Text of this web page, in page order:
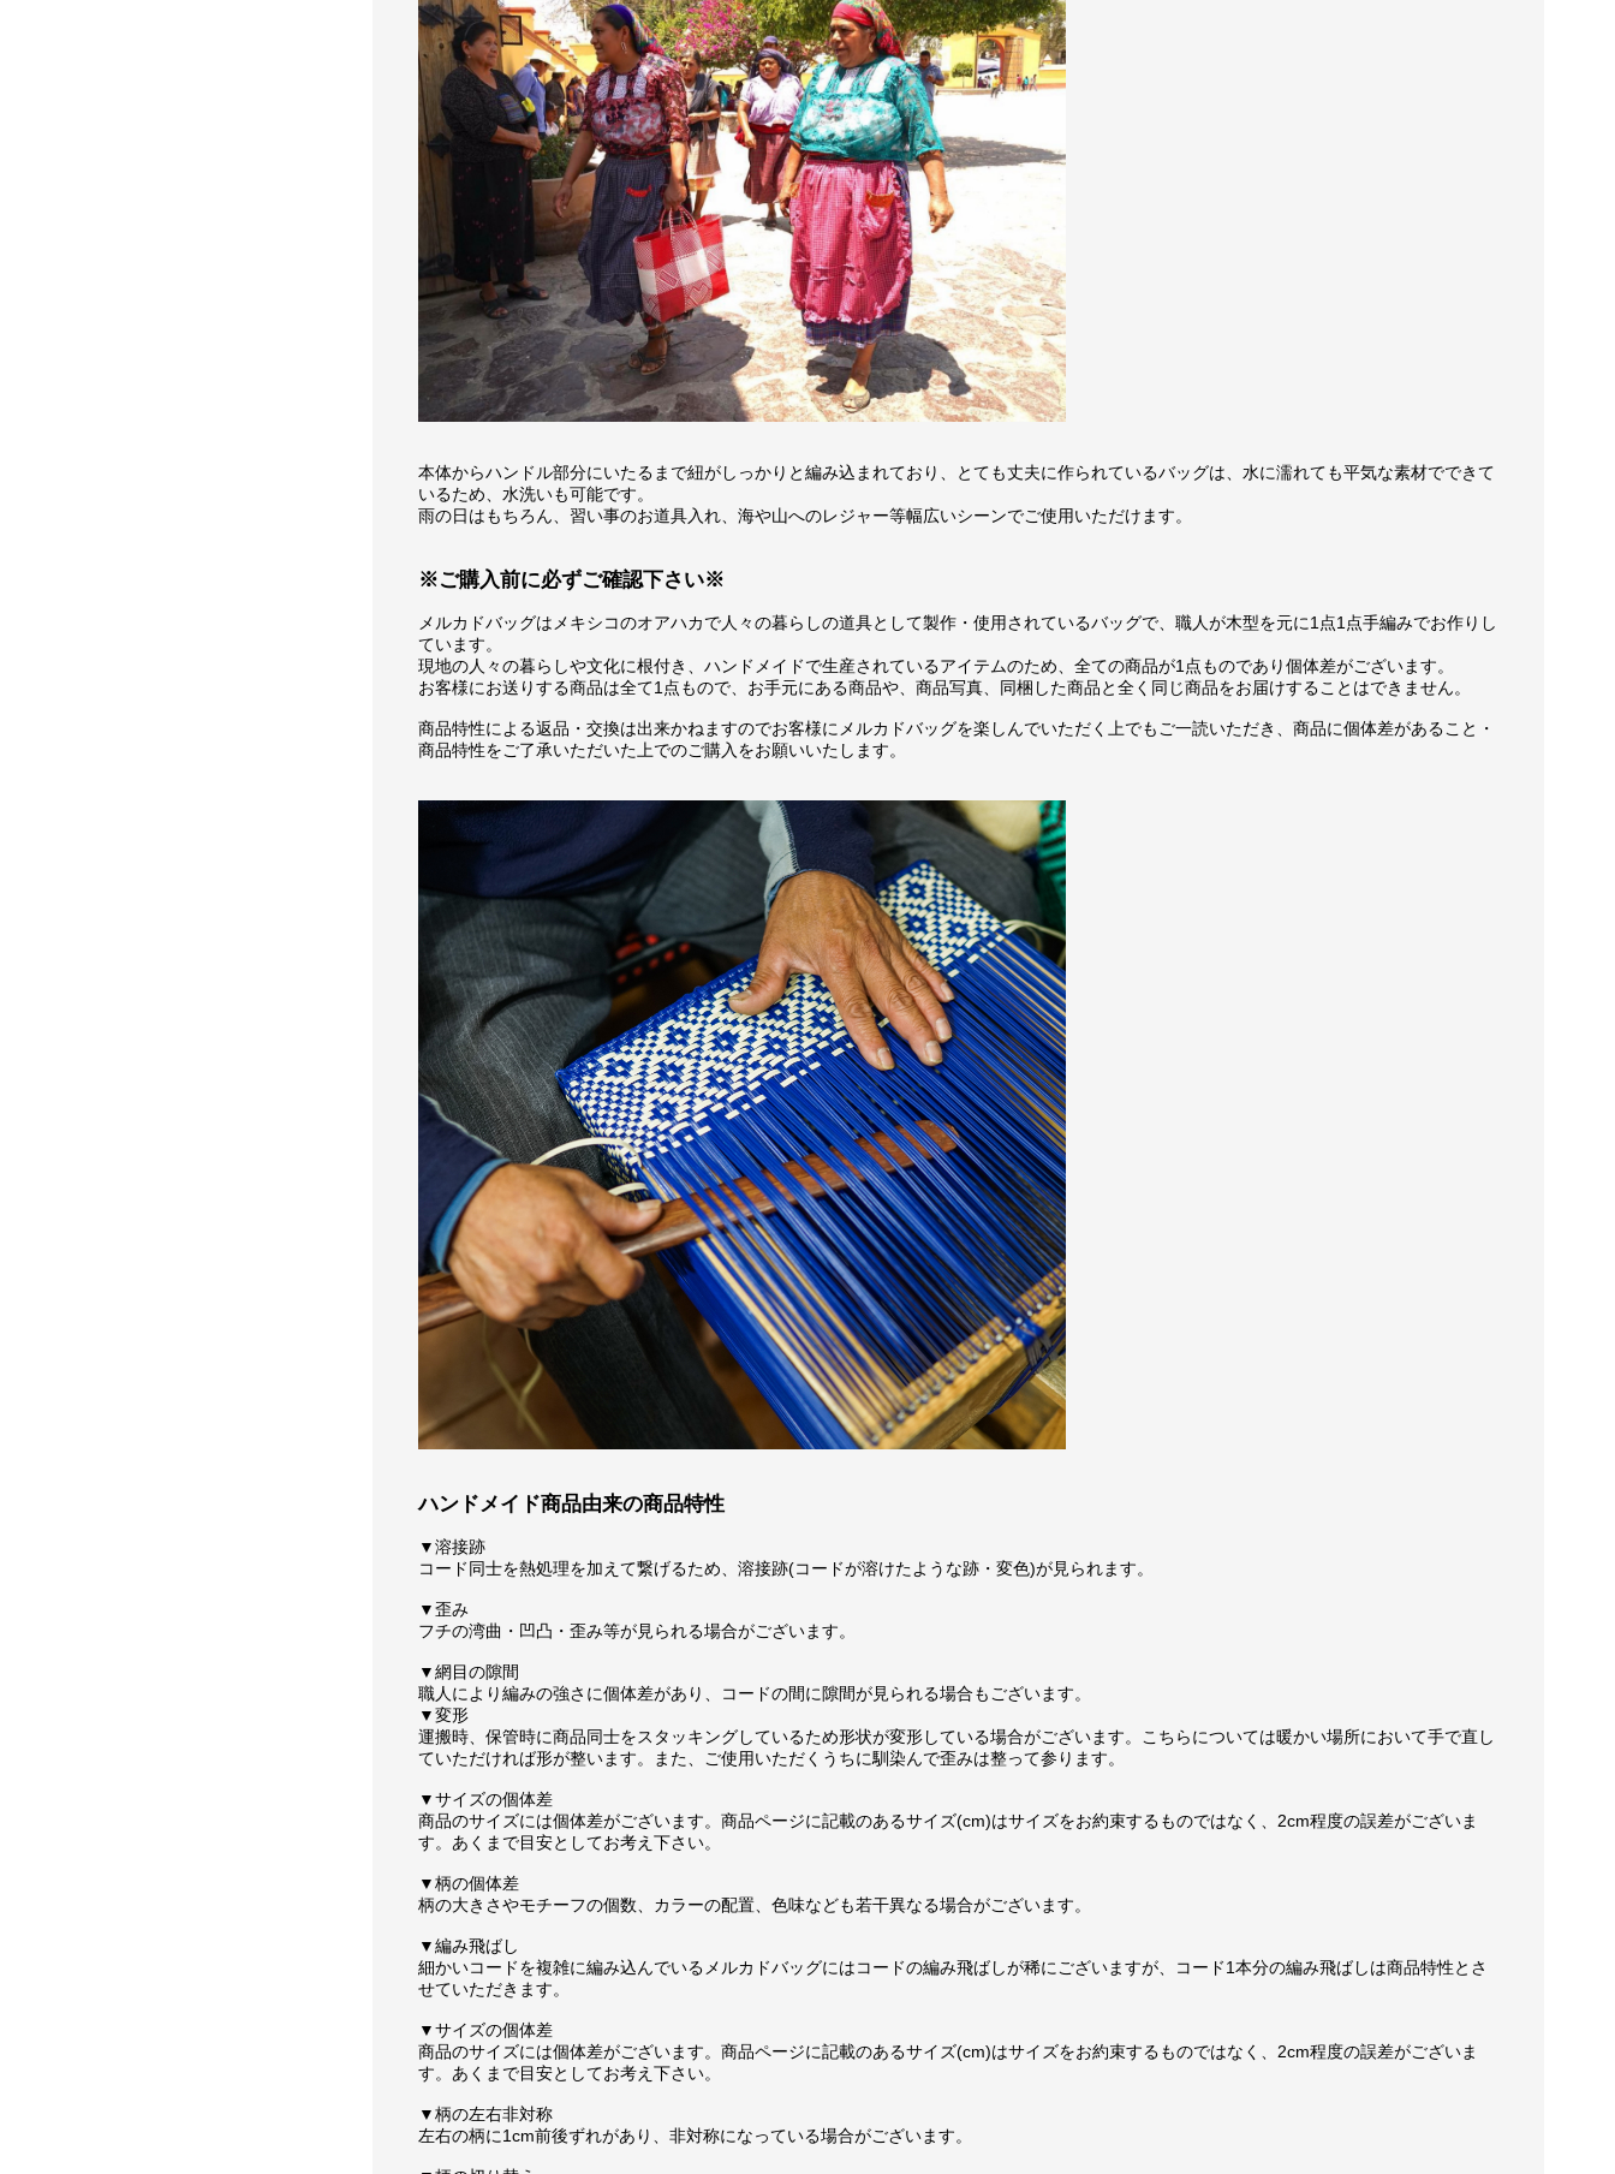
本体からハンドル部分にいたるまで紐がしっかりと編み込まれており、とても丈夫に作られているバッグは、水に濡れても平気な素材でできて
いるため、水洗いも可能です。
雨の日はもちろん、習い事のお道具入れ、海や山へのレジャー等幅広いシーンでご使用いただけます。
※ご購入前に必ずご確認下さい※
メルカドバッグはメキシコのオアハカで人々の暮らしの道具として製作・使用されているバッグで、職人が木型を元に1点1点手編みでお作りし
ています。
現地の人々の暮らしや文化に根付き、ハンドメイドで生産されているアイテムのため、全ての商品が1点ものであり個体差がございます。
お客様にお送りする商品は全て1点もので、お手元にある商品や、商品写真、同梱した商品と全く同じ商品をお届けすることはできません。
商品特性による返品・交換は出来かねますのでお客様にメルカドバッグを楽しんでいただく上でもご一読いただき、商品に個体差があること・
商品特性をご了承いただいた上でのご購入をお願いいたします。
ハンドメイド商品由来の商品特性
▼溶接跡
コード同士を熱処理を加えて繋げるため、溶接跡(コードが溶けたような跡・変色)が見られます。
▼歪み
フチの湾曲・凹凸・歪み等が見られる場合がございます。
▼網目の隙間
職人により編みの強さに個体差があり、コードの間に隙間が見られる場合もございます。
▼変形
運搬時、保管時に商品同士をスタッキングしているため形状が変形している場合がございます。こちらについては暖かい場所において手で直し
ていただければ形が整います。また、ご使用いただくうちに馴染んで歪みは整って参ります。
▼サイズの個体差
商品のサイズには個体差がございます。商品ページに記載のあるサイズ(cm)はサイズをお約束するものではなく、2cm程度の誤差がございま
す。あくまで目安としてお考え下さい。
▼柄の個体差
柄の大きさやモチーフの個数、カラーの配置、色味なども若干異なる場合がございます。
▼編み飛ばし
細かいコードを複雑に編み込んでいるメルカドバッグにはコードの編み飛ばしが稀にございますが、コード1本分の編み飛ばしは商品特性とさ
せていただきます。
▼サイズの個体差
商品のサイズには個体差がございます。商品ページに記載のあるサイズ(cm)はサイズをお約束するものではなく、2cm程度の誤差がございま
す。あくまで目安としてお考え下さい。
▼柄の左右非対称
左右の柄に1cm前後ずれがあり、非対称になっている場合がございます。